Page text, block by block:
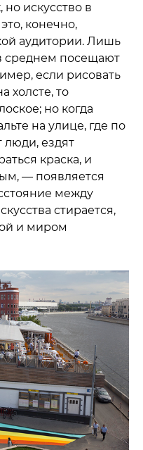
искусство в
конечно,
аудитории. Лишь
среднем посещают
если рисовать
холсте, то
но когда
на улице, где по
люди, ездят
краска, и
— появляется
между
стирается,
и миром